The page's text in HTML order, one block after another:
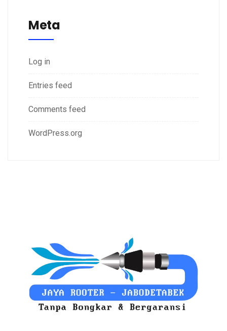
Meta
Log in
Entries feed
Comments feed
WordPress.org